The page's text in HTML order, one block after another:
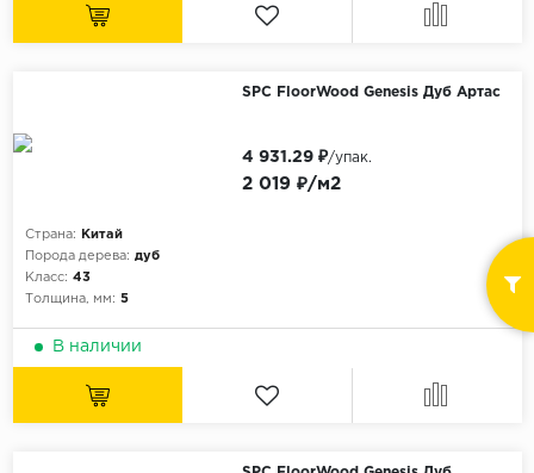
SPC FloorWood Genesis Дуб Артас
Страна:
Китай
Порода дерева: дуб
Класс: 43
Толщина, мм: 5
2 019 ₽/м2
4 931.29 ₽/упак.
В наличии